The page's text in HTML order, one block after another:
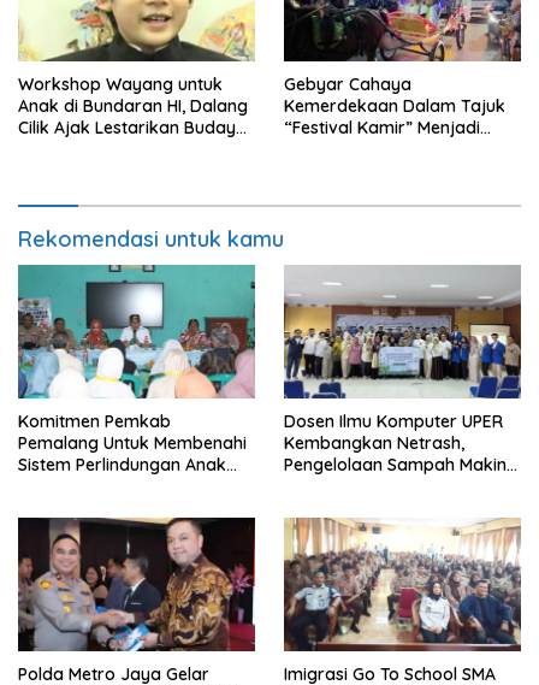
Workshop Wayang untuk
Anak di Bundaran HI, Dalang
Cilik Ajak Lestarikan Budaya
Gebyar Cahaya
Kemerdekaan Dalam Tajuk
“Festival Kamir” Menjadi
Rekomendasi untuk kamu
Komitmen Pemkab
Pemalang Untuk Membenahi
Sistem Perlindungan Anak
Dosen Ilmu Komputer UPER
Kembangkan Netrash,
Pengelolaan Sampah Makin
Polda Metro Jaya Gelar
Imigrasi Go To School SMA